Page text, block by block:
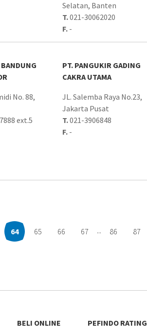
Selatan, Banten
T.021-30062020
F. -
No. 88,
ext.5
PT. PANGUKIR GADING
CAKRA UTAMA
JL. Salemba Raya No.23,
Jakarta Pusat
T.021-3906848
F. -
64 65 66 67 ... 86 87
BELI ONLINE PEFINDO RATING